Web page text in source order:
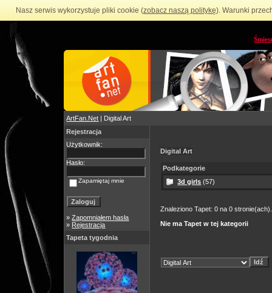
Nasz serwis wykorzystuje pliki cookie (zobacz naszą politykę). Warunki
ArtFan.Net | Digital Art
Rejestracja
Użytkownik:
Hasło:
Zapamiętaj mnie
»Zapomniałem hasła
» Rejestracja
Tapeta tygodnia
Digital Art
Podkategorie
3d girls (57)
Znaleziono Tapet: 0 na 0
Nie ma Tapet w tej kategorii